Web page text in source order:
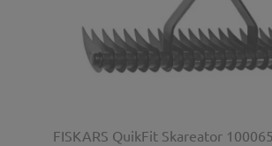
FISKARS QuikFit Skareator